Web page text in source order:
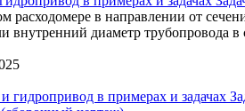
расходомере в направлении от
внутренний диаметр трубопровода